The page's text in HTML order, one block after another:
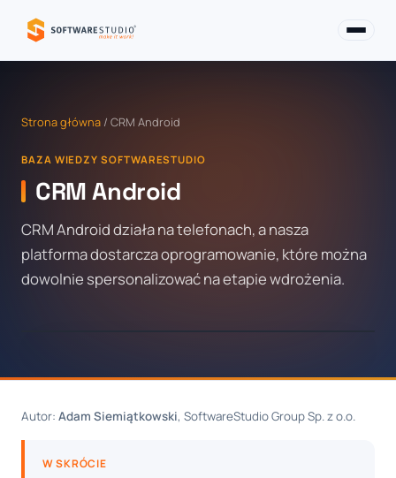
Strona główna / CRM Android
BAZA WIEDZY SOFTWARESTUDIO
CRM Android
CRM Android działa na telefonach, a nasza
platforma dostarcza oprogramowanie, które można
dowolnie spersonalizować na etapie wdrożenia.
Autor: Adam Siemiątkowski, SoftwareStudio Group Sp. z o.o.
W SKRÓCIE